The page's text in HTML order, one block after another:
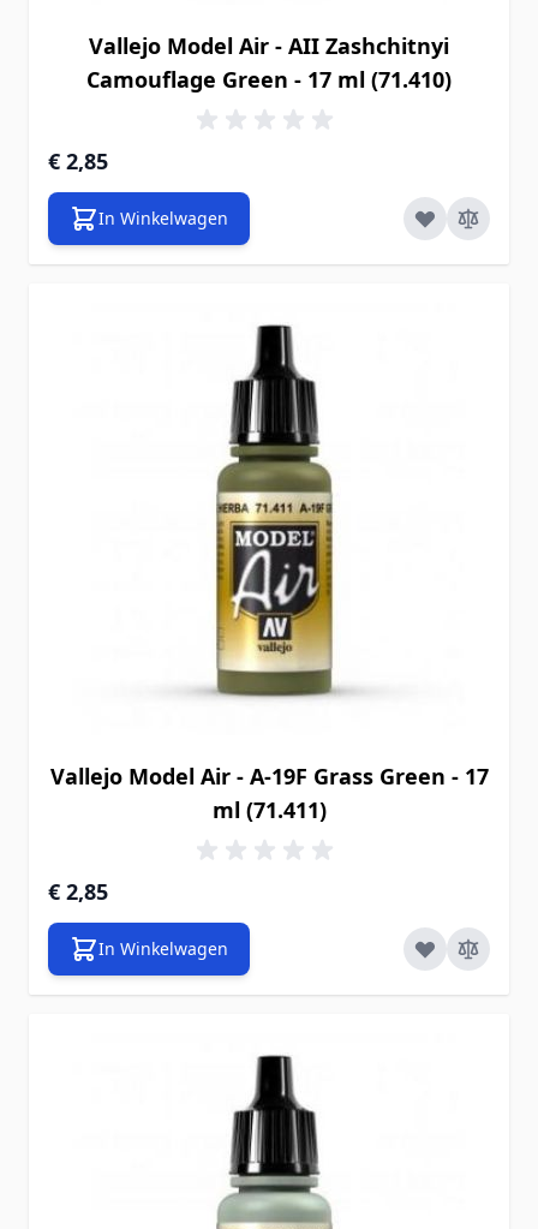
Vallejo Model Air - AII Zashchitnyi
Camouflage Green - 17 ml (71.410)
€ 2,85
In Winkelwagen
Vallejo Model Air - A-19F Grass Green - 17
ml (71.411)
€ 2,85
In Winkelwagen